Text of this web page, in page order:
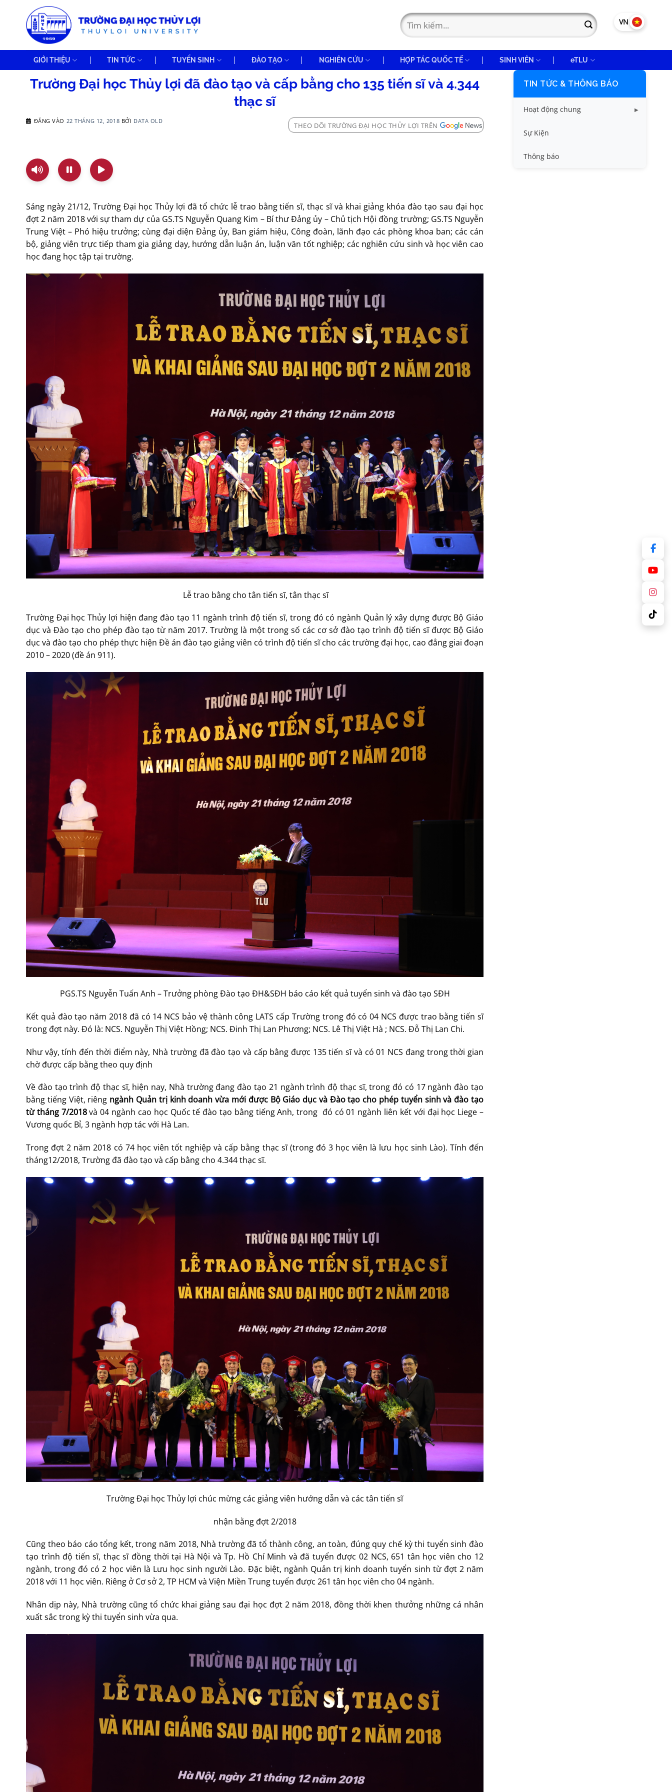
VN EN
GIỚI THIỆU TIN TỨC TUYỂN SINH ĐÀO TẠO NGHIÊN CỨU HỢP TÁC QUỐC TẾ SINH VIÊN eTLU
Trường Đại học Thủy lợi đã đào tạo và cấp bằng cho 135 tiến sĩ và 4.344
thạc sĩ
ĐĂNG VÀO 22 THÁNG 12, 2018 BỞI DATA OLD
THEO DÕI TRƯỜNG ĐẠI HỌC THỦY LỢI TRÊN
Sáng ngày 21/12, Trường Đại học Thủy lợi đã tổ chức lễ trao bằng tiến sĩ, thạc sĩ và khai giảng khóa đào tạo sau đại học
đợt 2 năm 2018 với sự tham dự của GS.TS Nguyễn Quang Kim – Bí thư Đảng ủy – Chủ tịch Hội đồng trường; GS.TS Nguyễn
Trung Việt – Phó hiệu trưởng; cùng đại diện Đảng ủy, Ban giám hiệu, Công đoàn, lãnh đạo các phòng khoa ban; các cán
bộ, giảng viên trực tiếp tham gia giảng dạy, hướng dẫn luận án, luận văn tốt nghiệp; các nghiên cứu sinh và học viên cao
học đang học tập tại trường.
Lễ trao bằng cho tân tiến sĩ, tân thạc sĩ
Trường Đại học Thủy lợi hiện đang đào tạo 11 ngành trình độ tiến sĩ, trong đó có ngành Quản lý xây dựng được Bộ Giáo
dục và Đào tạo cho phép đào tạo từ năm 2017. Trường là một trong số các cơ sở đào tạo trình độ tiến sĩ được Bộ Giáo
dục và đào tạo cho phép thực hiện Đề án đào tạo giảng viên có trình độ tiến sĩ cho các trường đại học, cao đẳng giai đoạn
2010 – 2020 (đề án 911).
PGS.TS Nguyễn Tuấn Anh – Trưởng phòng Đào tạo ĐH&SĐH báo cáo kết quả tuyển sinh và đào tạo SĐH
Kết quả đào tạo năm 2018 đã có 14 NCS bảo vệ thành công LATS cấp Trường trong đó có 04 NCS được trao bằng tiến sĩ
trong đợt này. Đó là: NCS. Nguyễn Thị Việt Hồng; NCS. Đinh Thị Lan Phương; NCS. Lê Thị Việt Hà ; NCS. Đỗ Thị Lan Chi.
Như vậy, tính đến thời điểm này, Nhà trường đã đào tạo và cấp bằng được 135 tiến sĩ và có 01 NCS đang trong thời gian
chờ được cấp bằng theo quy định
Về đào tạo trình độ thạc sĩ, hiện nay, Nhà trường đang đào tạo 21 ngành trình độ thạc sĩ, trong đó có 17 ngành đào tạo
bằng tiếng Việt, riêng ngành Quản trị kinh doanh vừa mới được Bộ Giáo dục và Đào tạo cho phép tuyển sinh và đào tạo
từ tháng 7/2018và 04 ngành cao học Quốc tế đào tạo bằng tiếng Anh, trong đó có 01 ngành liên kết với đại học Liege –
Vương quốc Bỉ, 3 ngành hợp tác với Hà Lan.
Trong đợt 2 năm 2018 có 74 học viên tốt nghiệp và cấp bằng thạc sĩ (trong đó 3 học viên là lưu học sinh Lào). Tính đến
tháng12/2018, Trường đã đào tạo và cấp bằng cho 4.344 thạc sĩ.
Trường Đại học Thủy lợi chúc mừng các giảng viên hướng dẫn và các tân tiến sĩ
nhận bằng đợt 2/2018
Cũng theo báo cáo tổng kết, trong năm 2018, Nhà trường đã tổ thành công, an toàn, đúng quy chế kỳ thi tuyển sinh đào
tạo trình độ tiến sĩ, thạc sĩ đồng thời tại Hà Nội và Tp. Hồ Chí Minh và đã tuyển được 02 NCS, 651 tân học viên cho 12
ngành, trong đó có 2 học viên là Lưu học sinh người Lào. Đặc biệt, ngành Quản trị kinh doanh tuyển sinh từ đợt 2 năm
2018 với 11 học viên. Riêng ở Cơ sở 2, TP HCM và Viện Miền Trung tuyển được 261 tân học viên cho 04 ngành.
Nhân dịp này, Nhà trường cũng tổ chức khai giảng sau đại học đợt 2 năm 2018, đồng thời khen thưởng những cá nhân
xuất sắc trong kỳ thi tuyển sinh vừa qua.
TIN TỨC & THÔNG BÁO
Hoạt động chung
Tin công tác sinh viên
Tin đào tạo
Sự Kiện
Thông báo